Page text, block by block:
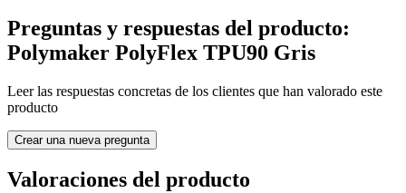
Preguntas y respuestas del producto:
Polymaker PolyFlex TPU90 Gris
Leer las respuestas concretas de los clientes que han valorado este
producto
Crear una nueva pregunta
Valoraciones del producto